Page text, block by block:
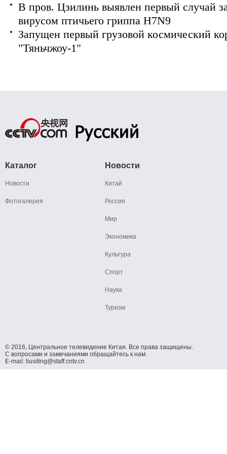
В пров. Цзилинь выявлен первый случай
вирусом птичьего гриппа H7N9
Запущен первый грузовой космический
"Тяньчжоу-1"
Каталог
Новости
Фотогалерея
Новости
Китай
Россия
Мир
Экономика
Культура
Спорт
Наука
Туризм
© 2016, Центральное телевидение Китая. Все права защищены.
С вопросами и замечаниями обращайтесь к нам.
E-mail: liusiting@staff.cntv.cn